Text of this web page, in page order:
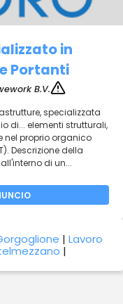
in
Portanti
B.V.
specializzata
di... elementi strutturali,
nel proprio organico
Descrizione della
di un...
|Lavoro
|